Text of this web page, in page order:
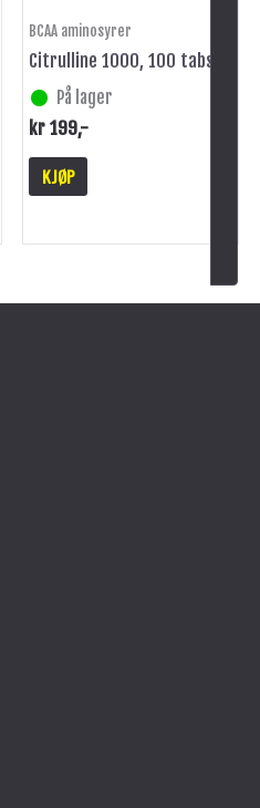
BCAA aminosyrer
Citrulline 1000, 100 tabs
På lager
kr199,-
KJØP